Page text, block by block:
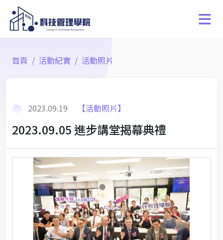
首頁 活動紀實 活動照片
2023.09.19 【活動照片】
2023.09.05 進步講堂揭幕典禮